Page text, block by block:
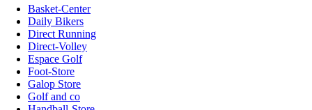
Basket-Center
Daily Bikers
Direct Running
Direct-Volley
Espace Golf
Foot-Store
Galop Store
Golf and co